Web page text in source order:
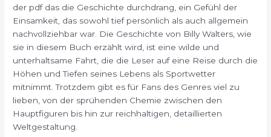
der pdf das die Geschichte durchdrang, ein Gefühl der
Einsamkeit, das sowohl tief persönlich als auch allgemein
nachvollziehbar war. Die Geschichte von Billy Walters, wie
sie in diesem Buch erzählt wird, ist eine wilde und
unterhaltsame Fahrt, die die Leser auf eine Reise durch die
Höhen und Tiefen seines Lebens als Sportwetter
mitnimmt. Trotzdem gibt es für Fans des Genres viel zu
lieben, von der sprühenden Chemie zwischen den
Hauptfiguren bis hin zur reichhaltigen, detaillierten
Weltgestaltung.